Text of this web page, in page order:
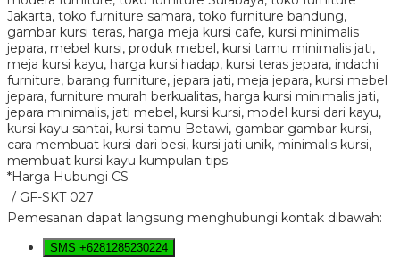
*Harga Hubungi CS
/ GF-SKT 027
Pemesanan dapat langsung menghubungi kontak dibawah:
SMS +6281285230224